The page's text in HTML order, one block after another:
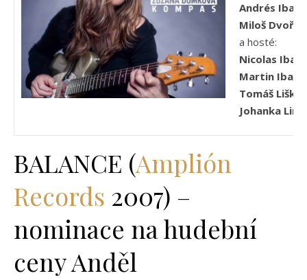
Andrés
Miloš
a hosté:
Nicolas
Martin
Tomáš Liška
Johanka
BALANCE (Amplión
Records 2007) –
nominace na hudební
ceny Anděl